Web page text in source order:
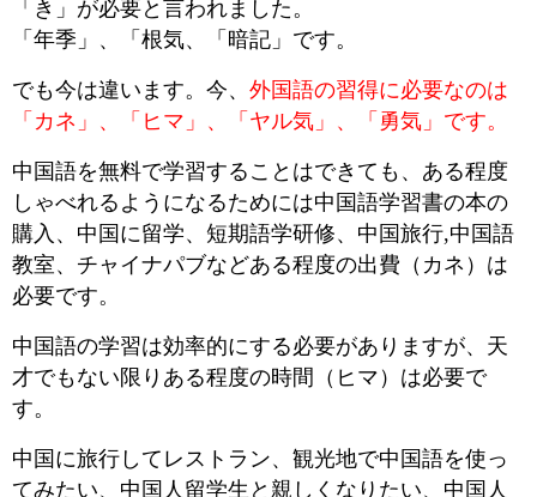
「き」が必要と言われました。
「年季」、「根気、「暗記」です。
でも今は違います。今、 外国語の習得に必要なのは
「カネ」、「ヒマ」、「ヤル気」、「勇気」です。
中国語を無料で学習することはできても、ある程度
しゃべれるようになるためには中国語学習書の本の
購入、中国に留学、短期語学研修、中国旅行,中国語
教室、チャイナパブなどある程度の出費（カネ）は
必要です。
中国語の学習は効率的にする必要がありますが、天
才でもない限りある程度の時間（ヒマ）は必要で
す。
中国に旅行してレストラン、観光地で中国語を使っ
てみたい、中国人留学生と親しくなりたい、中国人